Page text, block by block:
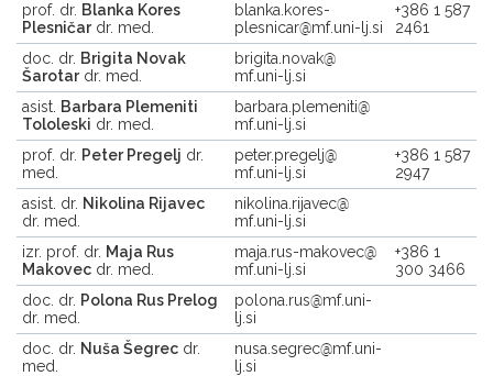
prof. dr. Blanka Kores
Plesničardr. med.
blanka.kores-
plesnicar
mf.uni-lj.si
+386 1 587
2461
doc. dr. Brigita Novak
Šarotardr. med.
brigita.novak
mf.uni-lj.si
asist. Barbara Plemeniti
Tololeski dr. med.
barbara.plemeniti
mf.uni-lj.si
prof. dr. Peter Pregelj dr.
med.
peter.pregelj
mf.uni-lj.si
+386 1 587
2947
asist. dr. Nikolina Rijavec
dr. med.
nikolina.rijavec
mf.uni-lj.si
izr. prof. dr. Maja Rus
Makovec dr. med.
maja.rus-makovec
mf.uni-lj.si
+386 1
300 3466
doc. dr. Polona Rus Prelog
dr. med.
polona.rus
mf.uni-
lj.si
doc. dr. Nuša Šegrec dr.
med.
nusa.segrec
mf.uni-
lj.si